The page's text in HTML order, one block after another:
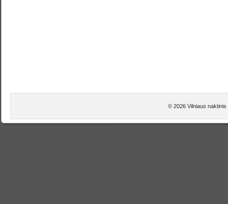
© 2026 Vilniaus